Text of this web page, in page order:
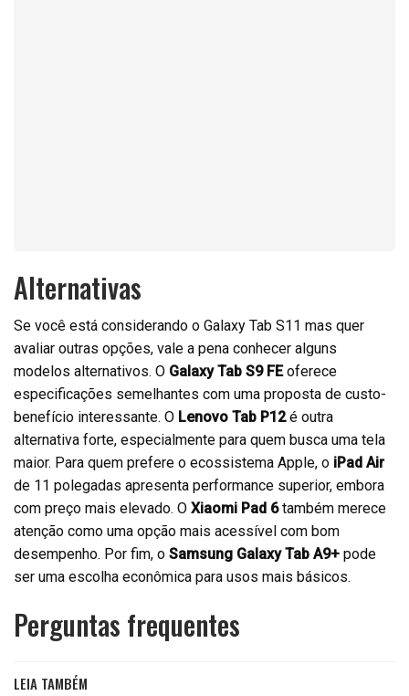
Alternativas
Se você está considerando o Galaxy Tab S11 mas quer
avaliar outras opções, vale a pena conhecer alguns
modelos alternativos. O Galaxy Tab S9 FEoferece
especificações semelhantes com uma proposta de custo-
benefício interessante. O Lenovo Tab P12é outra
alternativa forte, especialmente para quem busca uma tela
maior. Para quem prefere o ecossistema Apple, o iPad Air
de 11 polegadas apresenta performance superior, embora
com preço mais elevado. O Xiaomi Pad 6também merece
atenção como uma opção mais acessível com bom
desempenho. Por fim, o Samsung Galaxy Tab A9+ pode
ser uma escolha econômica para usos mais básicos.
Perguntas frequentes
LEIA TAMBÉM